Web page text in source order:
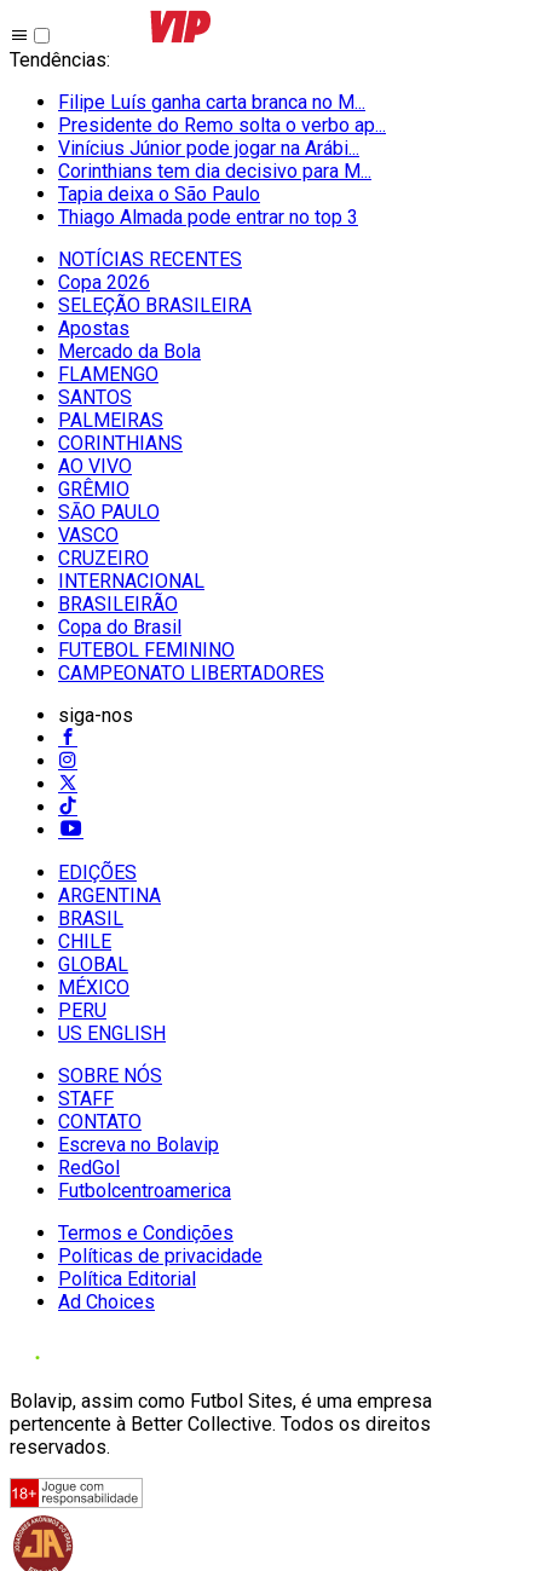
Tendências:
Filipe Luís ganha carta branca no M...
Presidente do Remo solta o verbo ap...
Vinícius Júnior pode jogar na Arábi...
Corinthians tem dia decisivo para M...
Tapia deixa o São Paulo
Thiago Almada pode entrar no top 3
NOTÍCIAS RECENTES
Copa 2026
SELEÇÃO BRASILEIRA
Apostas
Mercado da Bola
FLAMENGO
SANTOS
PALMEIRAS
CORINTHIANS
AO VIVO
GRÊMIO
SĀO PAULO
VASCO
CRUZEIRO
INTERNACIONAL
BRASILEIRÃO
Copa do Brasil
FUTEBOL FEMININO
CAMPEONATO LIBERTADORES
siga-nos
EDIÇÕES
ARGENTINA
BRASIL
CHILE
GLOBAL
MÉXICO
PERU
US ENGLISH
SOBRE NÓS
STAFF
CONTATO
Escreva no Bolavip
RedGol
Futbolcentroamerica
Termos e Condições
Políticas de privacidade
Política Editorial
Ad Choices
Bolavip, assim como Futbol Sites, é uma empresa
pertencente à Better Collective. Todos os direitos
reservados.